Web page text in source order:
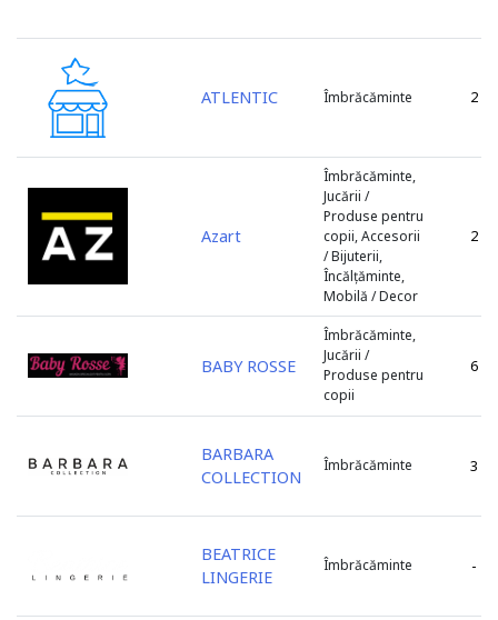
ATLENTIC Îmbrăcăminte 2
Azart
Îmbrăcăminte,
Jucării /
Produse pentru
copii, Accesorii
/ Bijuterii,
Încălțăminte,
Mobilă / Decor
2
BABY ROSSE
Îmbrăcăminte,
Jucării /
Produse pentru
copii
6
BARBARA
COLLECTION
Îmbrăcăminte 3
BEATRICE
LINGERIE
Îmbrăcăminte -